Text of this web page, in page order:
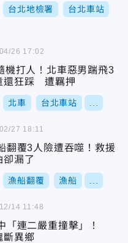
台北地檢署 台北車站
機打人！北車惡男踹飛3
還狂踩 遭羈押
北車 台北車站
26 17:02
翻覆3人險遭吞噬！救援
卻漏了
漁船翻覆 漁船
27 18:11
「連二嚴重撞擊」！
斷異鄉
14 11:48